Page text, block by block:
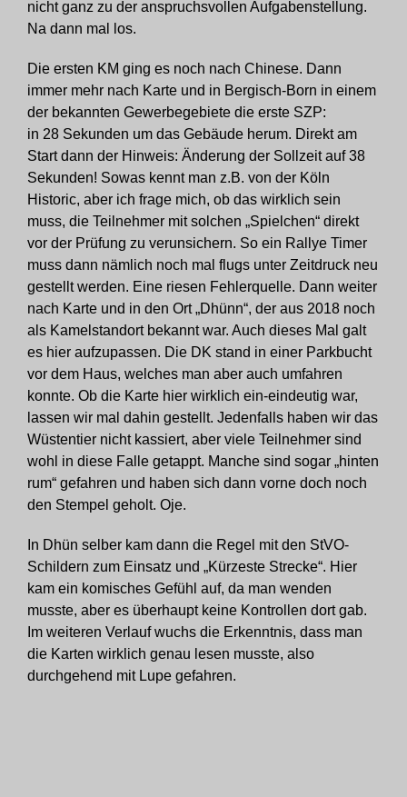
nicht ganz zu der anspruchsvollen Aufgabenstellung.
Na dann mal los.
Die ersten KM ging es noch nach Chinese. Dann
immer mehr nach Karte und in Bergisch-Born in einem
der bekannten Gewerbegebiete die erste SZP:
in 28 Sekunden um das Gebäude herum. Direkt am
Start dann der Hinweis: Änderung der Sollzeit auf 38
Sekunden! Sowas kennt man z.B. von der Köln
Historic, aber ich frage mich, ob das wirklich sein
muss, die Teilnehmer mit solchen „Spielchen“ direkt
vor der Prüfung zu verunsichern. So ein Rallye Timer
muss dann nämlich noch mal flugs unter Zeitdruck neu
gestellt werden. Eine riesen Fehlerquelle. Dann weiter
nach Karte und in den Ort „Dhünn“, der aus 2018 noch
als Kamelstandort bekannt war. Auch dieses Mal galt
es hier aufzupassen. Die DK stand in einer Parkbucht
vor dem Haus, welches man aber auch umfahren
konnte. Ob die Karte hier wirklich ein-eindeutig war,
lassen wir mal dahin gestellt. Jedenfalls haben wir das
Wüstentier nicht kassiert, aber viele Teilnehmer sind
wohl in diese Falle getappt. Manche sind sogar „hinten
rum“ gefahren und haben sich dann vorne doch noch
den Stempel geholt. Oje.
In Dhün selber kam dann die Regel mit den StVO-
Schildern zum Einsatz und „Kürzeste Strecke“. Hier
kam ein komisches Gefühl auf, da man wenden
musste, aber es überhaupt keine Kontrollen dort gab.
Im weiteren Verlauf wuchs die Erkenntnis, dass man
die Karten wirklich genau lesen musste, also
durchgehend mit Lupe gefahren.